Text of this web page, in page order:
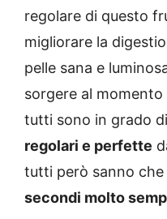
regolare di questo
migliorare la
pelle sana e
sorgere al
tutti sono in grado
regolari e perfette
tutti però sanno che
secondi molto